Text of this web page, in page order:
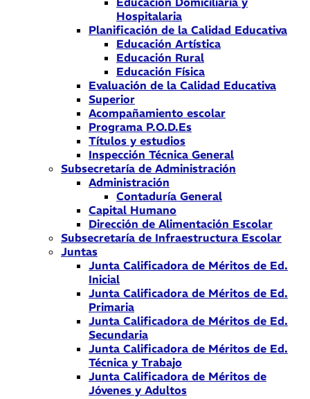
Hospitalaria
Planificación de la Calidad Educativa
Educación Artística
Educación Rural
Educación Física
Evaluación de la Calidad Educativa
Superior
Acompañamiento escolar
Programa P.O.D.Es
Títulos y estudios
Inspección Técnica General
Subsecretaría de Administración
Administración
Contaduría General
Capital Humano
Dirección de Alimentación Escolar
Subsecretaría de Infraestructura Escolar
Juntas
Junta Calificadora de Méritos de Ed.
Inicial
Junta Calificadora de Méritos de Ed.
Primaria
Junta Calificadora de Méritos de Ed.
Secundaria
Junta Calificadora de Méritos de Ed.
Técnica y Trabajo
Junta Calificadora de Méritos de
Jóvenes y Adultos